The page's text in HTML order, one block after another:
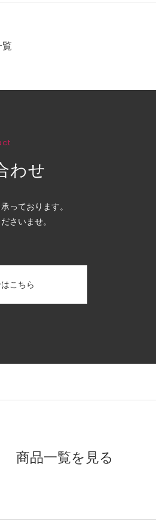
覧
わせ
っております。
さいませ。
こちら
商品一覧を見る